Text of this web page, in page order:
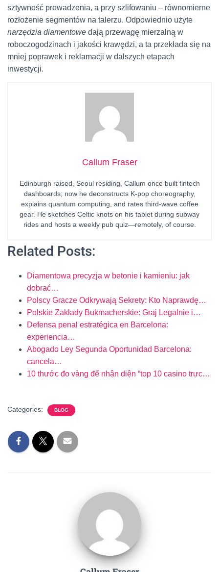
sztywność prowadzenia, a przy szlifowaniu – równomierne
rozłożenie segmentów na talerzu. Odpowiednio użyte
narzędzia diamentowe dają przewagę mierzalną w
roboczogodzinach i jakości krawędzi, a ta przekłada się na
mniej poprawek i reklamacji w dalszych etapach
inwestycji.
Callum Fraser
Edinburgh raised, Seoul residing, Callum once built fintech
dashboards; now he deconstructs K-pop choreography,
explains quantum computing, and rates third-wave coffee
gear. He sketches Celtic knots on his tablet during subway
rides and hosts a weekly pub quiz—remotely, of course.
Related Posts:
Diamentowa precyzja w betonie i kamieniu: jak
dobrać…
Polscy Gracze Odkrywają Sekrety: Kto Naprawdę…
Polskie Zakłady Bukmacherskie: Graj Legalnie i…
Defensa penal estratégica en Barcelona:
experiencia…
Abogado Ley Segunda Oportunidad Barcelona:
cancela…
10 thước đo vàng để nhận diện “top 10 casino trực…
Categories: BLOG